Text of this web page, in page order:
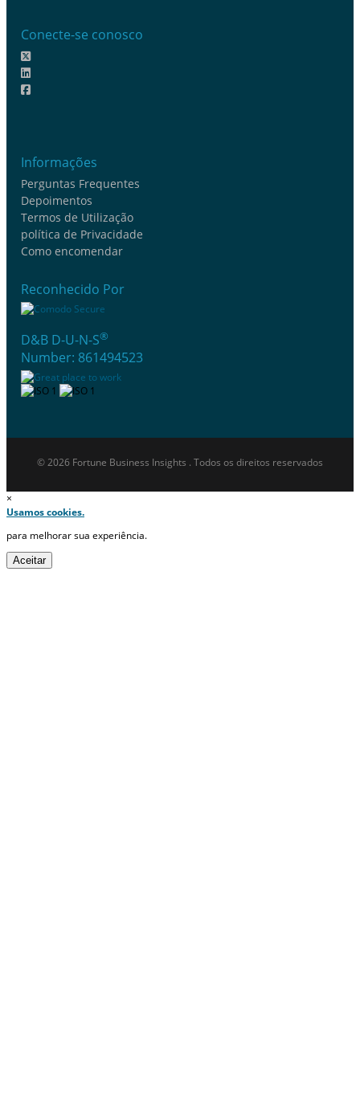
Conecte-se conosco
Informações
Perguntas Frequentes
Depoimentos
Termos de Utilização
política de Privacidade
Como encomendar
Reconhecido Por
D&B D-U-N-S®
Number: 861494523
© 2026 Fortune Business Insights . Todos os direitos reservados
×
Usamos cookies.
para melhorar sua experiência.
Aceitar